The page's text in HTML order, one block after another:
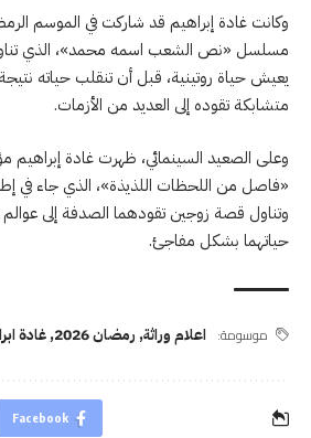
وكانت غادة إبراهيم قد شاركت في الموسم
مسلسل «نص الشعب اسمه محمد»، الذي
يعيش حياة روتينية، قبل أن تنقلب حياته
متشابكة تقوده إلى العديد من الأزمات.
وعلى الصعيد السينمائي، ظهرت غادة
«فاصل من اللحظات اللذيذة»، الذي جاء في
وتناول قصة زوجين تقودهما الصدفة إلى عوالم
حياتهما بشكل مفاجئ.
موسومة: اعلام وراثة, رمضان 2026 ,غادة
Facebook